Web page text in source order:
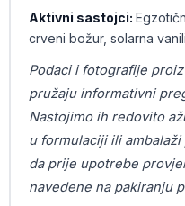
Aktivni sastojci:
crveni božur, solarna
Podaci i fotografije
pružaju informativni
Nastojimo ih redovito
u formulaciji ili
da prije upotrebe
navedene na pakiranju